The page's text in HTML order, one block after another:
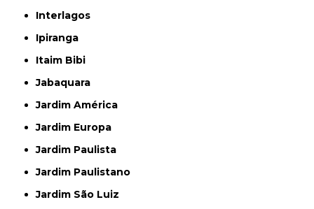
Interlagos
Ipiranga
Itaim Bibi
Jabaquara
Jardim América
Jardim Europa
Jardim Paulista
Jardim Paulistano
Jardim São Luiz